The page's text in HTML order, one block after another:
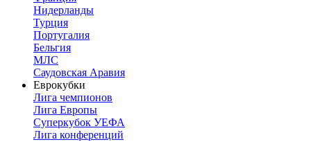
Нидерланды
Турция
Португалия
Бельгия
МЛС
Саудовская Аравия
Еврокубки
Лига чемпионов
Лига Европы
Суперкубок УЕФА
Лига конференций